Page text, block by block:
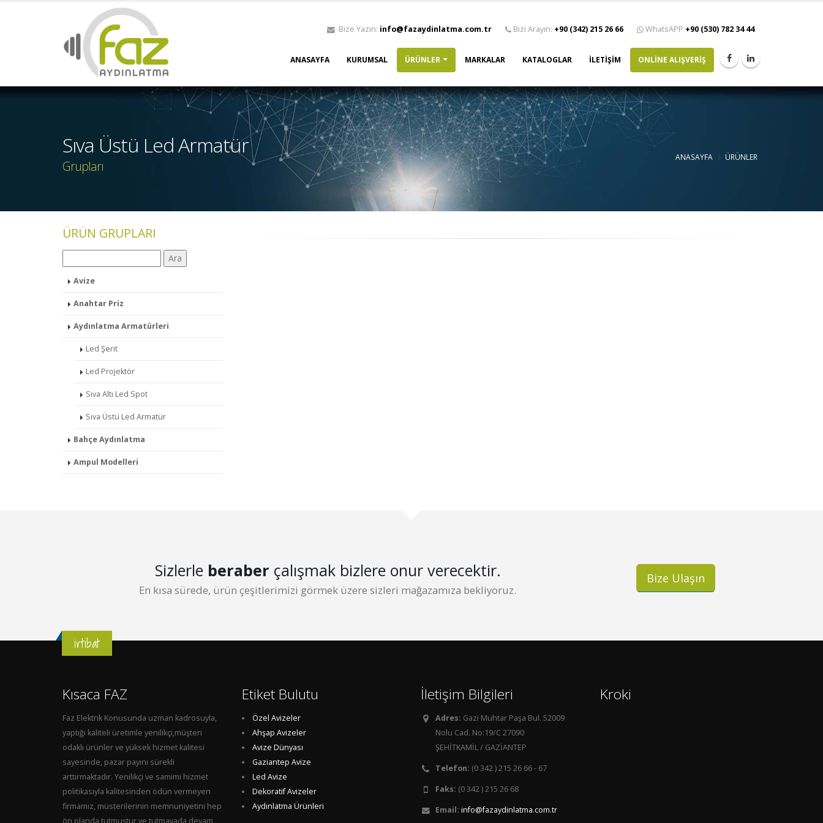
Bize Yazın: info@fazaydinlatma.com.tr Bizi Arayın: +90 (342) 215 26 66 WhatsAPP +90 (530) 782 34 44
ANASAYFA KURUMSAL ÜRÜNLER MARKALAR KATALOGLAR İLETİŞİM ONLİNE ALIŞVERİŞ
Sıva Üstü Led Armatür
Grupları
ANASAYFA ÜRÜNLER
ÜRÜN GRUPLARI
Avize
Anahtar Priz
Aydınlatma Armatürleri
Led Şerit
Led Projektör
Sıva Altı Led Spot
Sıva Üstü Led Armatür
Bahçe Aydınlatma
Ampul Modelleri
Sizlerle beraber çalışmak bizlere onur verecektir.
En kısa sürede, ürün çeşitlerimizi görmek üzere sizleri mağazamıza bekliyoruz.
Bize Ulaşın
irtibat
Kısaca FAZ
Faz Elektrik Konusunda uzman kadrosuyla,
yaptığı kaliteli üretimle yenilikçi,müşteri
odaklı ürünler ve yüksek hizmet kalitesi
sayesinde, pazar payını sürekli
arttırmaktadır. Yenilikçi ve samimi hizmet
politikasıyla kalitesinden ödün vermeyen
firmamız, müsterilerinin memnuniyetini hep
ön planda tutmuştur ve tutmayada devam
Etiket Bulutu
Özel Avizeler
Ahşap Avizeler
Avize Dünyası
Gaziantep Avize
Led Avize
Dekoratif Avizeler
Aydınlatma Ürünleri
İletişim Bilgileri
Adres: Gazi Muhtar Paşa Bul. 52009
Nolu Cad. No:19/C 27090
ŞEHİTKAMİL / GAZİANTEP
Telefon: (0 342 ) 215 26 66 - 67
Faks: (0 342 ) 215 26 68
Email: info@fazaydinlatma.com.tr
Kroki